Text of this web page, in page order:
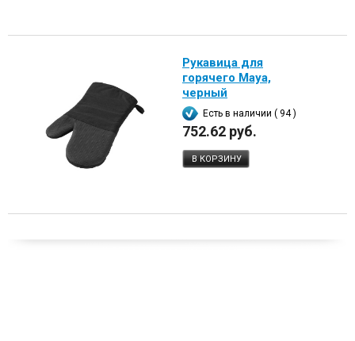
Рукавица для
горячего Maya,
черный
Есть в наличии ( 94 )
752.62 руб.
В КОРЗИНУ